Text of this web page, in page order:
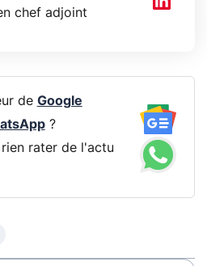
chef adjoint
de Google
?
rater de l'actu